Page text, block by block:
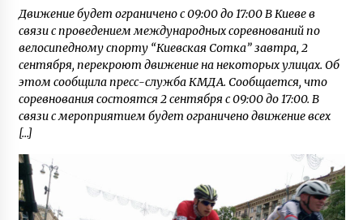
Движение будет ограничено с 09:00 до 17:00 В Киеве в
связи с проведением международных соревнований по
велосипедному спорту “Киевская Сотка” завтра, 2
сентября, перекроют движение на некоторых улицах. Об
этом сообщила пресс-служба КМДА. Сообщается, что
соревнования состоятся 2 сентября с 09:00 до 17:00. В
связи с мероприятием будет ограничено движение всех
[…]